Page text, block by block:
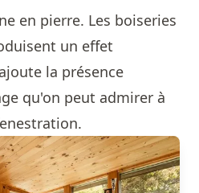
en pierre. Les boiseries
un effet
la présence
qu'on peut admirer à